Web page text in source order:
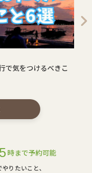
で気をつけるべきこ
5時まで予約可能
りたいこと､